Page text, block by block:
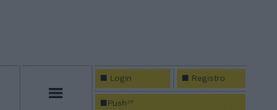
Login Registro
Push2P